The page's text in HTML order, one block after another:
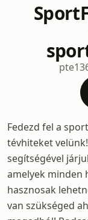
Fedezd fel a
tévhiteket
segítségével
amelyek minden
hasznosak
van szükséged